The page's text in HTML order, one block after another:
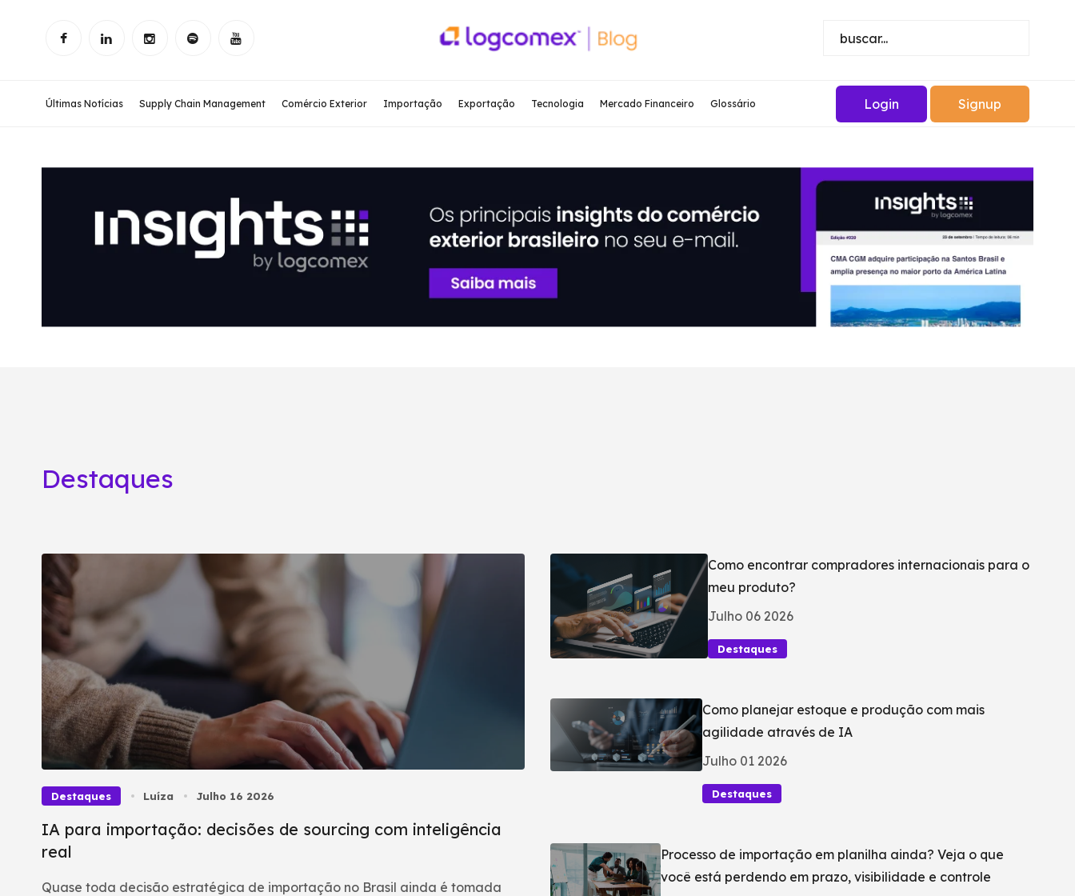
Últimas Notícias Supply Chain Management Comércio Exterior Importação Exportação Tecnologia Mercado Financeiro Glossário Login Signup
Destaques
Destaques Luíza Julho 16 2026
IA para importação: decisões de sourcing com inteligência
real
Quase toda decisão estratégica de importação no Brasil ainda é tomada
Como encontrar compradores internacionais para o
meu produto?
Julho 06 2026
Destaques
Como planejar estoque e produção com mais
agilidade através de IA
Julho 01 2026
Destaques
Processo de importação em planilha ainda? Veja o que
você está perdendo em prazo, visibilidade e controle